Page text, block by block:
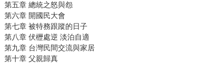
第五章 總統之怒與怨
第六章 開國民大會
第七章 被特務跟蹤的日子
第八章 伏櫪處逆 淡泊自適
第九章 台灣民間交流與家居
第十章 父親歸真